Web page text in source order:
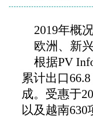
2019年概
欧洲、新
根据PV
累计出口
成。受惠于
以及越南